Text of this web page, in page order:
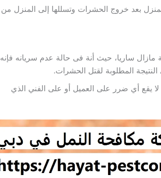
بعد خروج الحشرات وتسللها إلى المنزل من
مازال ساريا، حيث أنة فى حالة عدم سريانه فإنه
المطلوبة لقتل الحشرات.
يقع أي ضرر على العميل أو على الفني الذي